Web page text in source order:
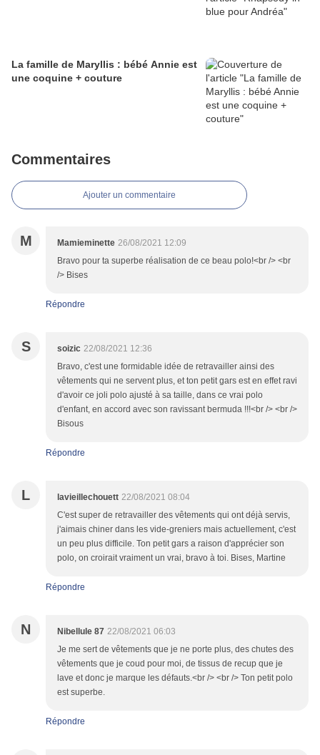
La famille de Maryllis : bébé Annie est
une coquine + couture
Commentaires
Ajouter un commentaire
M Mamieminette 26/08/2021 12:09
Bravo pour ta superbe réalisation de ce beau polo!<br /> <br
/> Bises
Répondre
S soizic 22/08/2021 12:36
Bravo, c'est une formidable idée de retravailler ainsi des
vêtements qui ne servent plus, et ton petit gars est en effet ravi
d'avoir ce joli polo ajusté à sa taille, dans ce vrai polo
d'enfant, en accord avec son ravissant bermuda !!!<br /> <br />
Bisous
Répondre
L lavieillechouett 22/08/2021 08:04
C'est super de retravailler des vêtements qui ont déjà servis,
j'aimais chiner dans les vide-greniers mais actuellement, c'est
un peu plus difficile. Ton petit gars a raison d'apprécier son
polo, on croirait vraiment un vrai, bravo à toi. Bises, Martine
Répondre
N Nibellule 87 22/08/2021 06:03
Je me sert de vêtements que je ne porte plus, des chutes des
vêtements que je coud pour moi, de tissus de recup que je
lave et donc je marque les défauts.<br /> <br /> Ton petit polo
est superbe.
Répondre